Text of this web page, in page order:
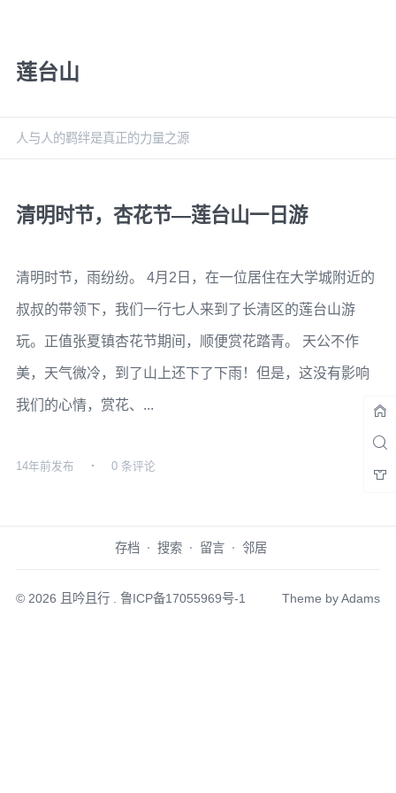
莲台山
人与人的羁绊是真正的力量之源
清明时节，杏花节—莲台山一日游
清明时节，雨纷纷。 4月2日，在一位居住在大学城附近的
叔叔的带领下，我们一行七人来到了长清区的莲台山游
玩。正值张夏镇杏花节期间，顺便赏花踏青。 天公不作
美，天气微冷，到了山上还下了下雨！但是，这没有影响
我们的心情，赏花、...
14年前发布 0 条评论
存档 搜索 留言 邻居
© 2026 且吟且行 . 鲁ICP备17055969号-1 Theme byAdams